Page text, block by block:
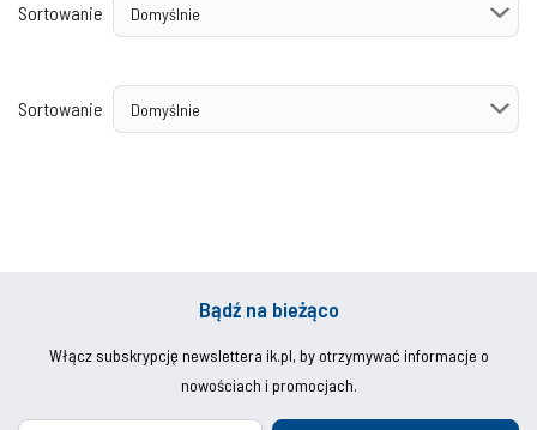
Sortowanie
Sortowanie
Bądź na bieżąco
Włącz subskrypcję newslettera ik.pl, by otrzymywać informacje o
nowościach i promocjach.